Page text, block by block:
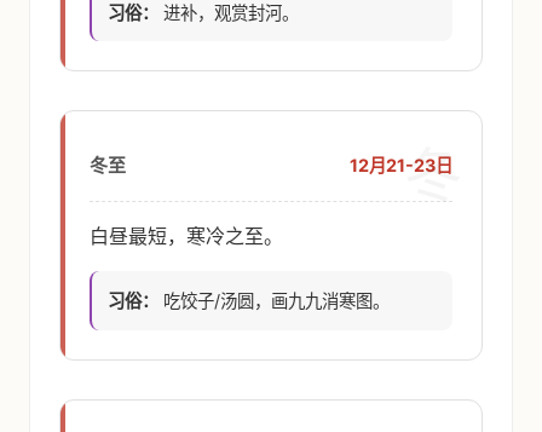
习俗： 进补，观赏封河。
冬
冬至 12月21-23日
白昼最短，寒冷之至。
习俗： 吃饺子/汤圆，画九九消寒图。